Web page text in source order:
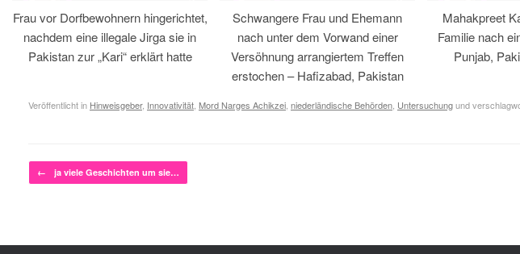
Frau vor Dorfbewohnern hingerichtet,
nachdem eine illegale Jirga sie in
Pakistan zur „Kari“ erklärt hatte
Schwangere Frau und Ehemann
nach unter dem Vorwand einer
Versöhnung arrangiertem Treffen
erstochen – Hafizabad, Pakistan
Mahakpreet
Familie nach
Punjab,
Veröffentlicht in Hinweisgeber, Innovativität, Mord Narges Achikzei, niederländische Behörden, Untersuchungund
Beitragsnavigation
← ja viele Geschichten um sie…